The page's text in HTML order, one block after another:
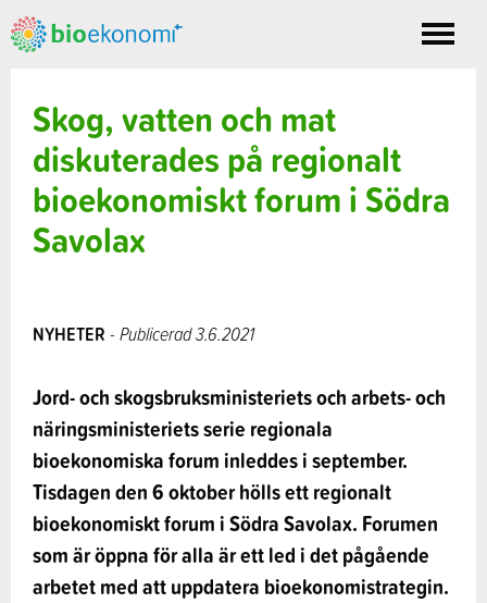
Toggle
Skog, vatten och mat
diskuterades på regionalt
bioekonomiskt forum i Södra
Savolax
NYHETER - Publicerad 3.6.2021
Jord- och skogsbruksministeriets och arbets- och
näringsministeriets serie regionala
bioekonomiska forum inleddes i september.
Tisdagen den 6 oktober hölls ett regionalt
bioekonomiskt forum i Södra Savolax. Forumen
som är öppna för alla är ett led i det pågående
arbetet med att uppdatera bioekonomistrategin.